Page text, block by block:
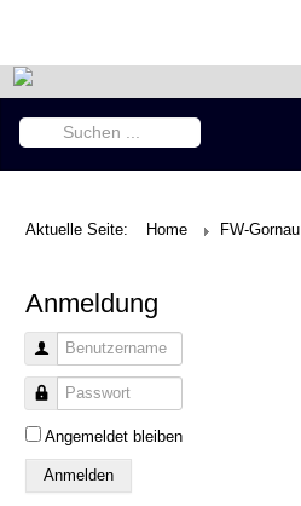
Suchen
Aktuelle Seite: Home FW-Gornau
Anmeldung
Benutzername
Passwort
Angemeldet bleiben
Anmelden